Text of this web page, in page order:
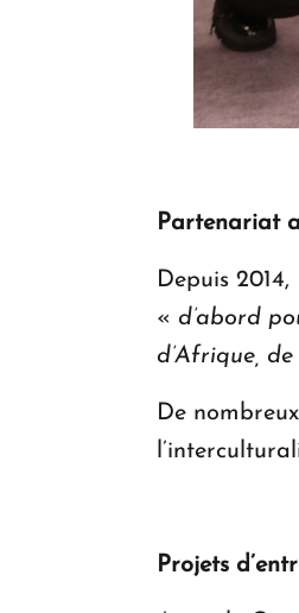
Partenariat
Depuis
« d’abord
d’Afrique, de
De
Projets